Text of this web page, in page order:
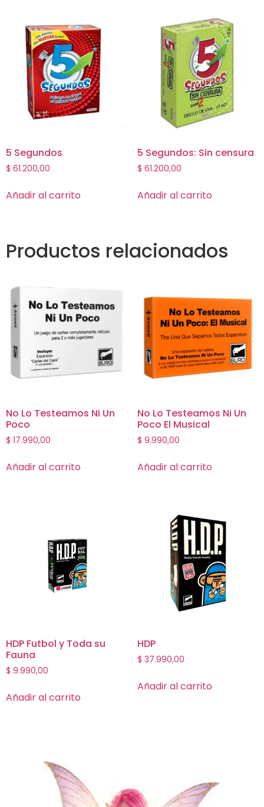
5 Segundos
$ 61.200,00
Añadir al carrito
5 Segundos: Sin censura
$ 61.200,00
Añadir al carrito
Productos relacionados
No Lo Testeamos Ni Un
Poco
$ 17.990,00
Añadir al carrito
No Lo Testeamos Ni Un
Poco El Musical
$ 9.990,00
Añadir al carrito
HDP Futbol y Toda su
Fauna
$ 9.990,00
Añadir al carrito
HDP
$ 37.990,00
Añadir al carrito